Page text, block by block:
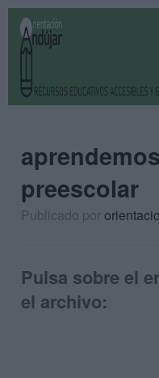
preescolar
Publicado por
Pulsa sobre el
el archivo: